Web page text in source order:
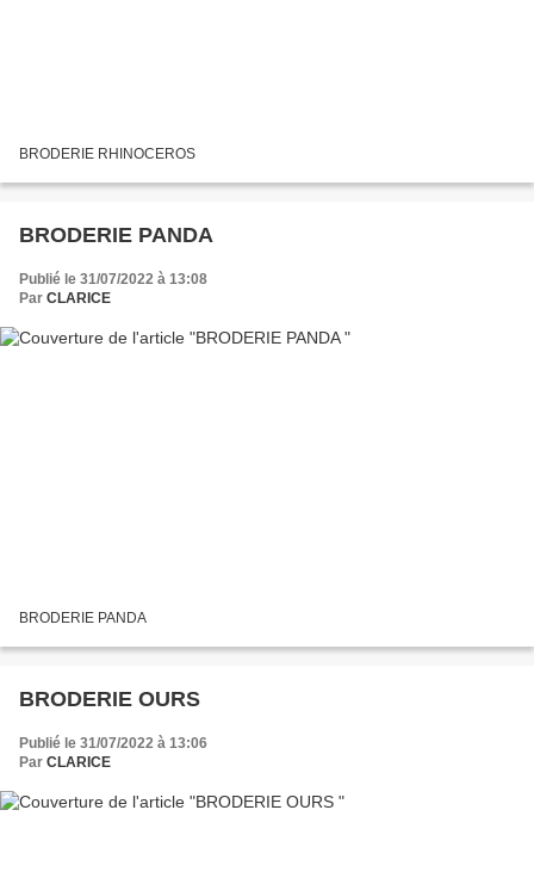
BRODERIE RHINOCEROS
BRODERIE PANDA
Publié le 31/07/2022 à 13:08
Par CLARICE
BRODERIE PANDA
BRODERIE OURS
Publié le 31/07/2022 à 13:06
Par CLARICE